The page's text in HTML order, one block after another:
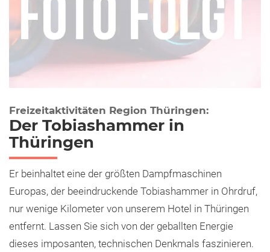
Freizeitaktivitäten Region Thüringen:
Der Tobiashammer in
Thüringen
Er beinhaltet eine der größten Dampfmaschinen
Europas, der beeindruckende Tobiashammer in Ohrdruf,
nur wenige Kilometer von unserem Hotel in Thüringen
entfernt. Lassen Sie sich von der geballten Energie
dieses imposanten, technischen Denkmals faszinieren.